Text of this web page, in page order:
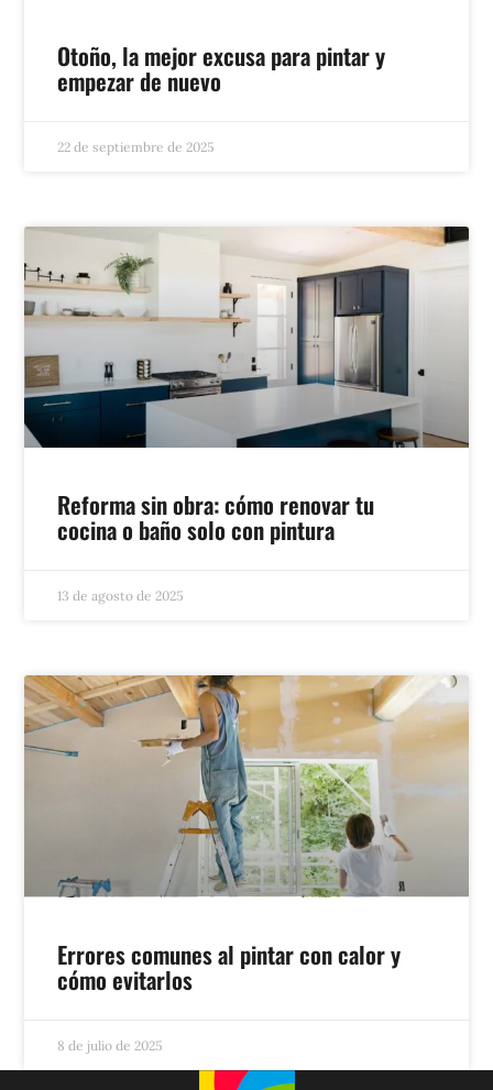
Otoño, la mejor excusa para pintar y
empezar de nuevo
22 de septiembre de 2025
Reforma sin obra: cómo renovar tu
cocina o baño solo con pintura
13 de agosto de 2025
Errores comunes al pintar con calor y
cómo evitarlos
8 de julio de 2025